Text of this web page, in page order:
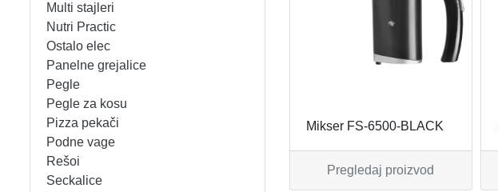
FENOVI ZA KOSU
FIGARO
FRITEZE
GREJALICE
INDUKCIONE PLOČE
KANTE ZA SMEĆE
KERAMIČKE ČINIJE
KERAMIČKE POSUDE
KERAMIČKE ŠERPE
KERAMIČKE TEPSIJE I KALUPI
Multi stajleri
Nutri Practic
Ostalo elec
Panelne grejalice
Pegle
Pegle za kosu
Pizza pekači
Podne vage
Rešoi
Seckalice
Mikser FS-6500-BLACK
Pregledaj proizvod